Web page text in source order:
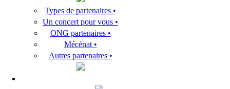
Types de partenaires •
Un concert pour vous •
ONG partenaires •
Mécénat •
Autres partenaires •